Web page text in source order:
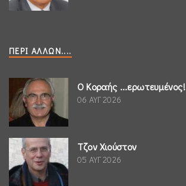
ΠΕΡΊ ΆΛΛΩΝ....
Ο Κοραής ...ερωτευμένος!
06 ΑΥΓ 2026
Τζον Χιούστον
05 ΑΥΓ 2026